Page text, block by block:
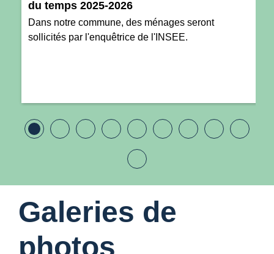
du temps 2025-2026
Dans notre commune, des ménages seront
sollicités par l'enquêtrice de l'INSEE.
Galeries de
photos